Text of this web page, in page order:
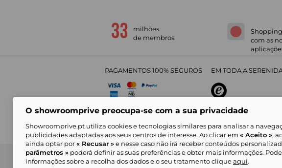
milhões
de membros
Shopping
com as
PAGAMENTOS 100% SEGUROS EM TODA A
4,31/5 sobre
Condições Gerais de Venda Política de Confidencialidade Livro de
de Marketplace
O showroomprive preocupa-se com a sua privacidade
Showroomprive.pt utiliza cookies e tecnologias similares para analisar a
publicidades adaptadas aos seus centros de interesse. Ao clicar em « Aceito »,
ainda optar por« Recusar »e nesse caso não irá receber conteúdos
parâmetros » poderá definir as suas preferências e obter mais informações.
informações sobre a recolha dos dados e o seu tratamento cliqueaqui.